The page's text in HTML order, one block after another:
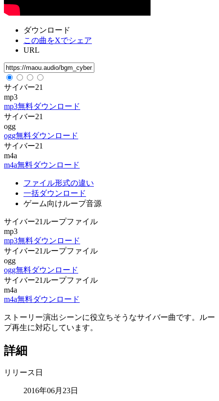
ダウンロード
この曲をXでシェア
URL
サイバー21
mp3
mp3無料ダウンロード
サイバー21
ogg
ogg無料ダウンロード
サイバー21
m4a
m4a無料ダウンロード
ファイル形式の違い
一括ダウンロード
ゲーム向けループ音源
サイバー21ループファイル
mp3
mp3無料ダウンロード
サイバー21ループファイル
ogg
ogg無料ダウンロード
サイバー21ループファイル
m4a
m4a無料ダウンロード
ストーリー演出シーンに役立ちそうなサイバー曲です。ルー
プ再生に対応しています。
詳細
リリース日
2016年06月23日